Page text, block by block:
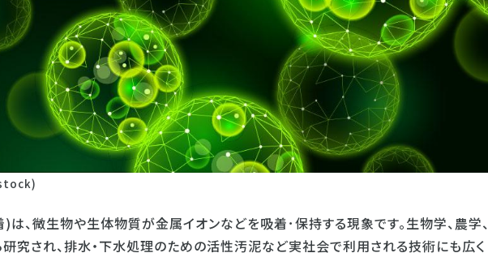
、微生物や生体物質が金属イオンなどを吸着･保持する現象です。生物学、農学、
究され、排水・下水処理のための活性汚泥など実社会で利用される技術にも広く